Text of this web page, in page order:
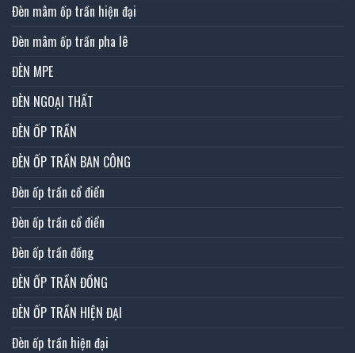
Đèn mâm ốp trần hiện đại
Đèn mâm ốp trần pha lê
ĐÈN MPE
ĐÈN NGOẠI THẤT
ĐÈN ỐP TRẦN
ĐÈN ỐP TRẦN BAN CÔNG
Đèn ốp trần cổ điển
Đèn ốp trần cổ điển
Đèn ốp trần đồng
ĐÈN ỐP TRẦN ĐỒNG
ĐÈN ỐP TRẦN HIỆN ĐẠI
Đèn ốp trần hiện đại